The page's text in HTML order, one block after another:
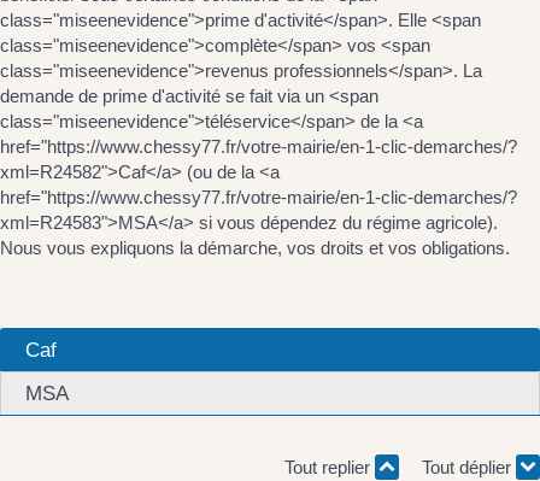
class="miseenevidence">prime d'activité</span>. Elle <span
class="miseenevidence">complète</span> vos <span
class="miseenevidence">revenus professionnels</span>. La
demande de prime d'activité se fait via un <span
class="miseenevidence">téléservice</span> de la <a
href="https://www.chessy77.fr/votre-mairie/en-1-clic-demarches/?
xml=R24582">Caf</a> (ou de la <a
href="https://www.chessy77.fr/votre-mairie/en-1-clic-demarches/?
xml=R24583">MSA</a> si vous dépendez du régime agricole).
Nous vous expliquons la démarche, vos droits et vos obligations.
Caf
MSA
Tout replier Tout déplier